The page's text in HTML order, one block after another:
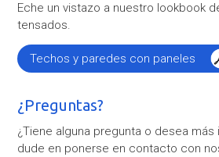
Eche un vistazo a nuestro lookbook
tensados.
Techos y paredes con paneles
¿Preguntas?
¿Tiene alguna pregunta o desea más
dude en ponerse en contacto con